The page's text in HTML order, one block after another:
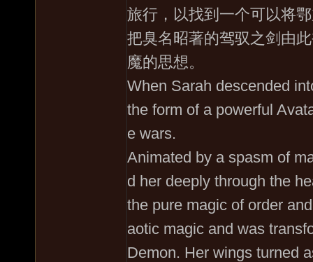
旅行，以找到一个可以将
把臭名昭著的驾驭之剑由
魔的思想。
When Sarah descended
the form of a powerful
e wars.
Animated by a spasm of
d her deeply through the
the pure magic of order
aotic magic and was
Demon. Her wings turned